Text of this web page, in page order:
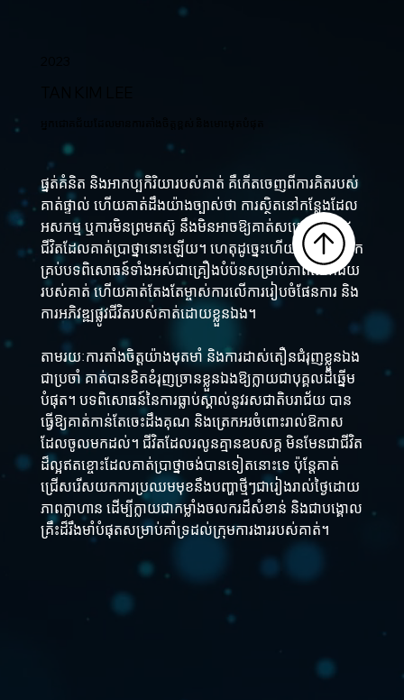
ផ្នត់គំនិត និងអាកប្បកិរិយារបស់គាត់ គឺកើតចេញពីការគិតរបស់
គាត់ផ្ទាល់ ហើយគាត់ដឹងយ៉ាងច្បាស់ថា ការស្ថិតនៅកន្លែងដែល
អសកម្ម ឬការមិនព្រមតស៊ូ នឹងមិនអាចឱ្យគាត់សម្រេចបាននូវ
ជីវិតដែលគាត់ប្រាថ្នានោះឡើយ។ ហេតុដូច្នេះហើយ គាត់ចាត់ទុក
គ្រប់បទពិសោធន៍ទាំងអស់ជាគ្រឿងបំប៉នសម្រាប់ភាពជោគជ័យ
របស់គាត់ ហើយគាត់តែងតែម្ចាស់ការលើការរៀបចំផែនការ និង
ការអភិវឌ្ឍផ្លូវជីវិតរបស់គាត់ដោយខ្លួនឯង។
តាមរយៈការតាំងចិត្តយ៉ាងមុតមាំ និងការដាស់តឿនជំរុញខ្លួនឯង
ជាប្រចាំ គាត់បានខិតខំរុញច្រានខ្លួនឯងឱ្យក្លាយជាបុគ្គលដ៏ឆ្នើម
បំផុត។ បទពិសោធន៍នៃការធ្លាប់ស្គាល់នូវរសជាតិបរាជ័យ បាន
ធ្វើឱ្យគាត់កាន់តែចេះដឹងគុណ និងត្រេកអរចំពោះរាល់ឱកាស
ដែលចូលមកដល់។ ជីវិតដែលរលូនគ្មានឧបសគ្គ មិនមែនជាជីវិត
ដ៏ល្អឥតខ្ចោះដែលគាត់ប្រាថ្នាចង់បានទៀតនោះទេ ប៉ុន្តែគាត់
ជ្រើសរើសយកការប្រឈមមុខនឹងបញ្ហាថ្មីៗជារៀងរាល់ថ្ងៃដោយ
ភាពក្លាហាន ដើម្បីក្លាយជាកម្លាំងចលករដ៏សំខាន់ និងជាបង្គោល
គ្រឹះដ៏រឹងមាំបំផុតសម្រាប់គាំទ្រដល់ក្រុមការងាររបស់គាត់។